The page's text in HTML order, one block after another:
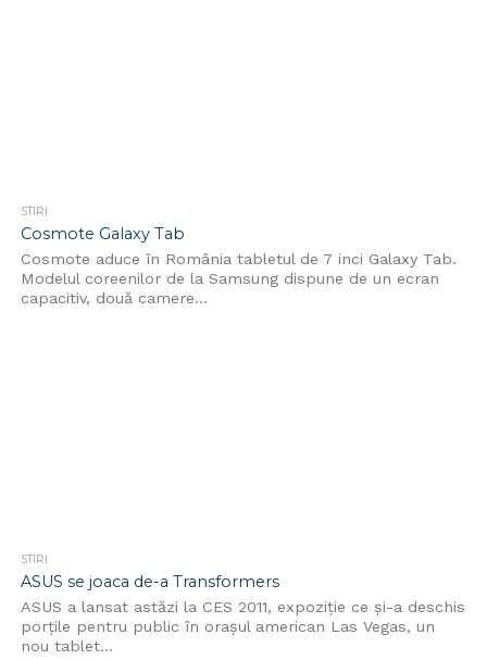
STIRI
Cosmote Galaxy Tab
Cosmote aduce în România tabletul de 7 inci Galaxy Tab.
Modelul coreenilor de la Samsung dispune de un ecran
capacitiv, două camere...
STIRI
ASUS se joaca de-a Transformers
ASUS a lansat astăzi la CES 2011, expoziție ce și-a deschis
porțile pentru public în orașul american Las Vegas, un
nou tablet...